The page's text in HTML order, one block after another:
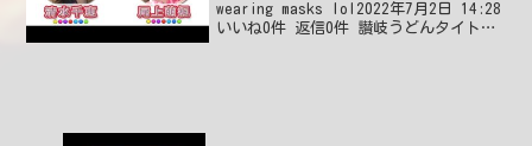
wearing masks lol2022年7月2日 14:28
いいね0件 返信0件 讃岐うどんタイトル